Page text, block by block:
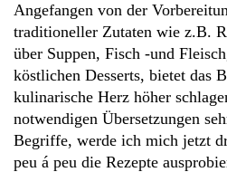
Angefangen von der
traditioneller Zutaten wie z.B.
über Suppen, Fisch -und
köstlichen Desserts, bietet das
kulinarische Herz höher
notwendigen Übersetzungen
Begriffe, werde ich mich jetzt
peu á peu die Rezepte